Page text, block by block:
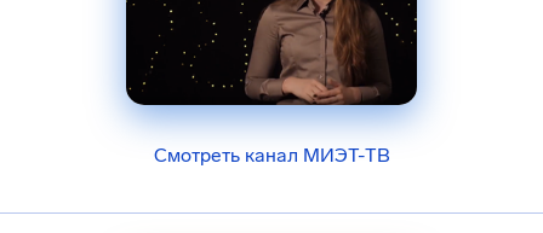
Смотреть канал МИЭТ-ТВ